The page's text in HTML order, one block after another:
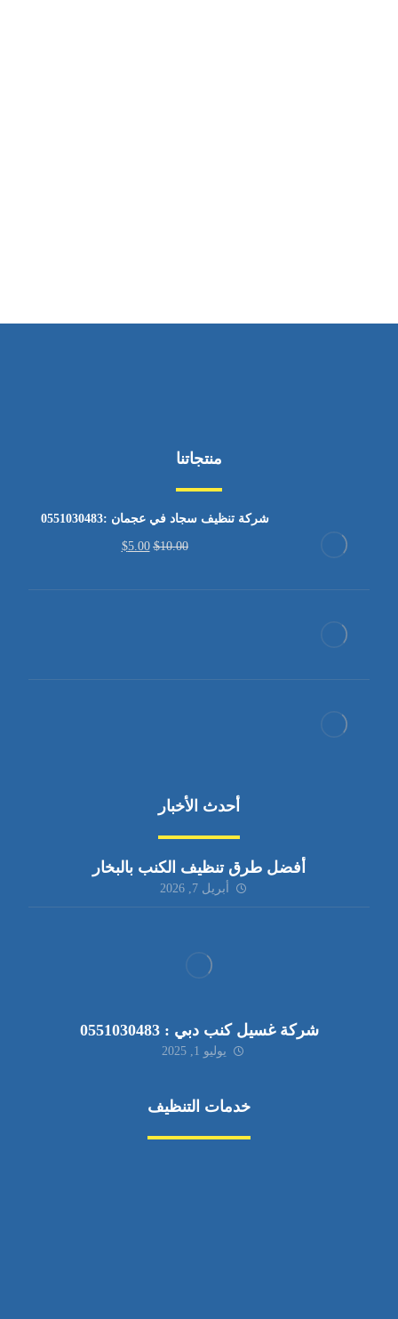
منتجاتنا
شركة تنظيف سجاد في عجمان :0551030483
$10.00
$5.00
أحدث الأخبار
أفضل طرق تنظيف الكنب بالبخار
أبريل 7, 2026
شركة غسيل كنب دبي : 0551030483
يوليو 1, 2025
خدمات التنظيف